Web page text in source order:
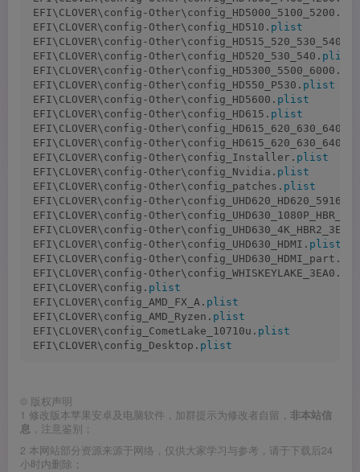
EFI\CLOVER\config-Other\config_HD5000_5100_5200.
EFI\CLOVER\config-Other\config_HD510. plist
EFI\CLOVER\config-Other\config_HD515_520_530_540.
EFI\CLOVER\config-Other\config_HD520_530_540. plist
EFI\CLOVER\config-Other\config_HD5300_5500_6000.
EFI\CLOVER\config-Other\config_HD550_P530. plist
EFI\CLOVER\config-Other\config_HD5600. plist
EFI\CLOVER\config-Other\config_HD615. plist
EFI\CLOVER\config-
EFI\CLOVER\config-
EFI\CLOVER\config-Other\config_Installer. plist
EFI\CLOVER\config-Other\config_Nvidia. plist
EFI\CLOVER\config-Other\config_patches. plist
EFI\CLOVER\config-
EFI\CLOVER\config-
EFI\CLOVER\config-
EFI\CLOVER\config-Other\config_UHD630_HDMI. plist
EFI\CLOVER\config-Other\config_UHD630_HDMI_part.
EFI\CLOVER\config-Other\config_WHISKEYLAKE_3EA0.
EFI\CLOVER\config. plist
EFI\CLOVER\config_AMD_FX_A. plist
EFI\CLOVER\config_AMD_Ryzen. plist
EFI\CLOVER\config_CometLake_10710u. plist
EFI\CLOVER\config_Desktop. plist
© 版权声明
1 修改版本苹果安卓及电脑软件，加群提示为修改者自留， 非本站信
息 ，注意鉴别；
2 本网站部分资源来源于网络，仅供大家学习与参考，请于下载后24
小时内删除；